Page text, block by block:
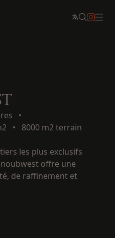
•
• 8000 m2 terrain
les plus exclusifs
offre une
de raffinement et